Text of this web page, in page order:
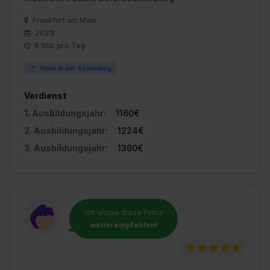
Datenschutzerklärung unter dem Punkt „Datenschutz-
Einstellungen“ widerrufen. Weitere Informationen zu den
zeigen“. Weitere Informationen:
Frankfurt am Main
2023
8 Std. pro Tag
Noch in der Ausbildung
Verdienst
1. Ausbildungsjahr:
1160€
2. Ausbildungsjahr:
1224€
3. Ausbildungsjahr:
1360€
Ich würde diese Firma
weiterempfehlen!